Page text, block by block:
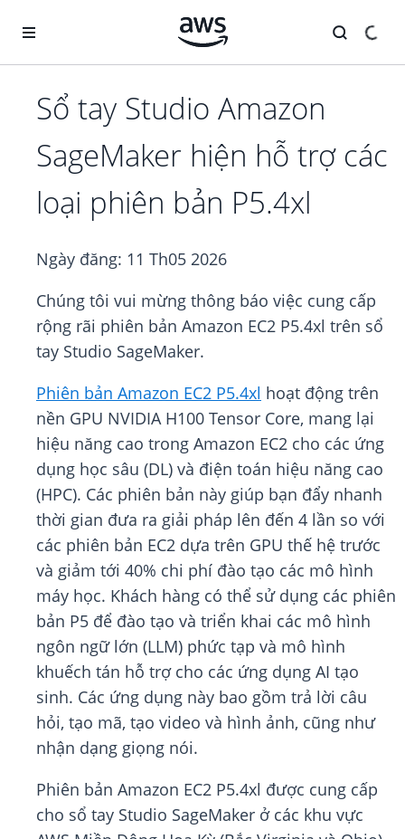
Sổ tay Studio Amazon
SageMaker hiện hỗ trợ các
loại phiên bản P5.4xl
Ngày đăng: 11 Th05 2026
Chúng tôi vui mừng thông báo việc cung cấp
rộng rãi phiên bản Amazon EC2 P5.4xl trên sổ
tay Studio SageMaker.
Phiên bản Amazon EC2 P5.4xl hoạt động trên
nền GPU NVIDIA H100 Tensor Core, mang lại
hiệu năng cao trong Amazon EC2 cho các ứng
dụng học sâu (DL) và điện toán hiệu năng cao
(HPC). Các phiên bản này giúp bạn đẩy nhanh
thời gian đưa ra giải pháp lên đến 4 lần so với
các phiên bản EC2 dựa trên GPU thế hệ trước
và giảm tới 40% chi phí đào tạo các mô hình
máy học. Khách hàng có thể sử dụng các phiên
bản P5 để đào tạo và triển khai các mô hình
ngôn ngữ lớn (LLM) phức tạp và mô hình
khuếch tán hỗ trợ cho các ứng dụng AI tạo
sinh. Các ứng dụng này bao gồm trả lời câu
hỏi, tạo mã, tạo video và hình ảnh, cũng như
nhận dạng giọng nói.
Phiên bản Amazon EC2 P5.4xl được cung cấp
cho sổ tay Studio SageMaker ở các khu vực